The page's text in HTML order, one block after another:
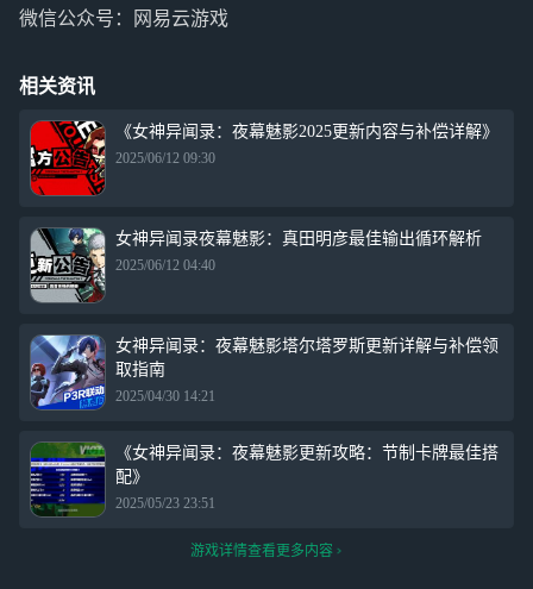
微信公众号：网易云游戏
相关资讯
《女神异闻录：夜幕魅影2025更新内容与补偿详解》
2025/06/12 09:30
女神异闻录夜幕魅影：真田明彦最佳输出循环解析
2025/06/12 04:40
女神异闻录：夜幕魅影塔尔塔罗斯更新详解与补偿领
取指南
2025/04/30 14:21
《女神异闻录：夜幕魅影更新攻略：节制卡牌最佳搭
配》
2025/05/23 23:51
游戏详情查看更多内容